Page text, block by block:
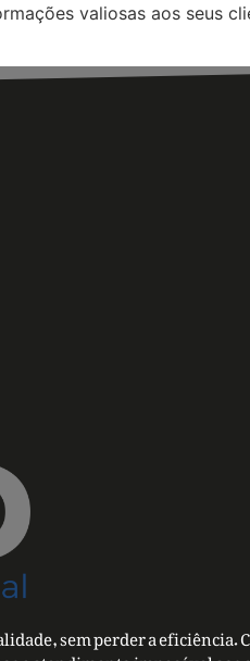
valiosas aos seus
sem perder a eficiência.